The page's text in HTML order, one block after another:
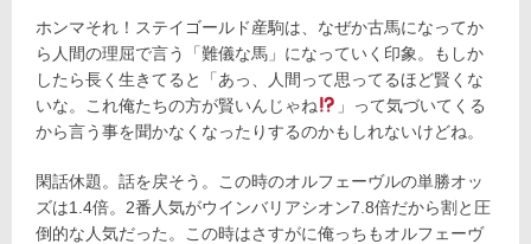
ホンマそれ！ステイゴールド産駒は、なぜか古馬になってか
ら人間の理屈で言う「難儀な馬」になっていく印象。もしか
したら長く生きてると「あっ、人間って思ってるほど賢くな
いな。これ俺たちの方が賢いんじゃね
」って気づいてくる
から言う事を聞かなくなったりするのかもしれないけどね。
閑話休題。話を戻そう。この時のオルフェーヴルの単勝オッ
ズは1.4倍。2番人気がウインバリアシオン7.8倍だから割と圧
倒的な人気だった。この時はさすがに俺っちもオルフェーヴ